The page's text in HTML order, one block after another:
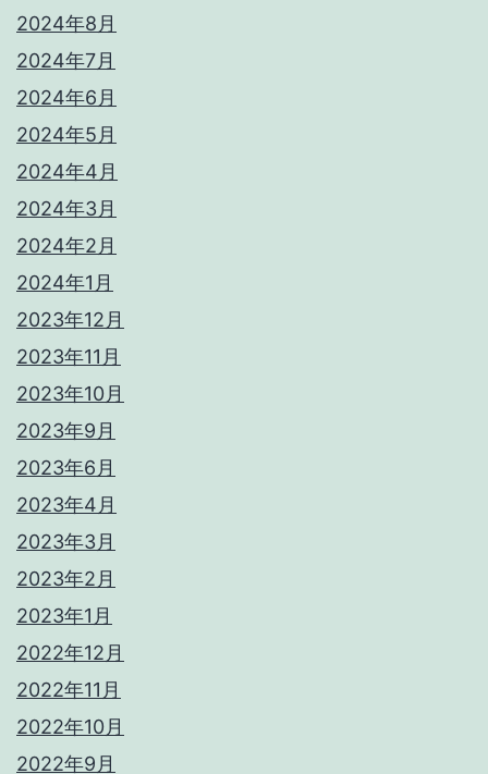
2024年8月
2024年7月
2024年6月
2024年5月
2024年4月
2024年3月
2024年2月
2024年1月
2023年12月
2023年11月
2023年10月
2023年9月
2023年6月
2023年4月
2023年3月
2023年2月
2023年1月
2022年12月
2022年11月
2022年10月
2022年9月